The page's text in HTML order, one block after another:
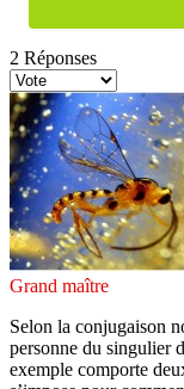
2 Réponses
Grand maître
Selon la conjugaison
personne du singulier
exemple comporte